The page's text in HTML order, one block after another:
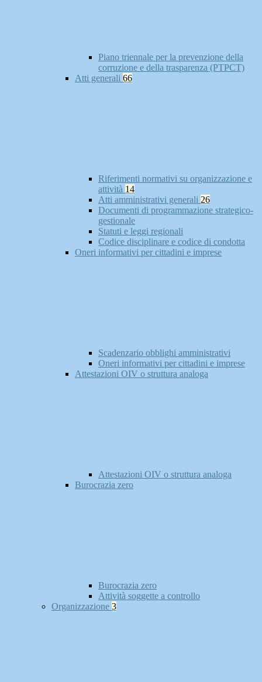
Piano triennale per la prevenzione della
corruzione e della trasparenza (PTPCT)
Atti generali 66
Riferimenti normativi su organizzazione e
attività 14
Atti amministrativi generali 26
Documenti di programmazione strategico-
gestionale
Statuti e leggi regionali
Codice disciplinare e codice di condotta
Oneri informativi per cittadini e imprese
Scadenzario obblighi amministrativi
Oneri informativi per cittadini e imprese
Attestazioni OIV o struttura analoga
Attestazioni OIV o struttura analoga
Burocrazia zero
Burocrazia zero
Attività soggette a controllo
Organizzazione 3